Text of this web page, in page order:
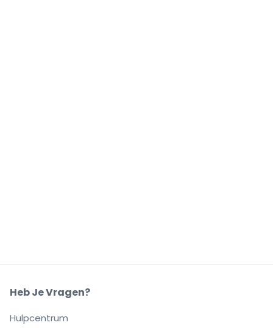
Heb Je Vragen?
Hulpcentrum